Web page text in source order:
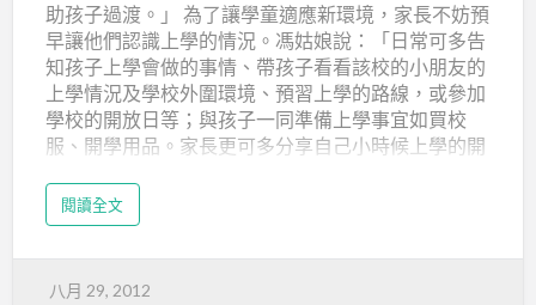
助孩子過渡。」 為了讓學童適應新環境，家長不妨預
早讓他們認識上學的情況。馮姑娘說：「日常可多告
知孩子上學會做的事情、帶孩子看看該校的小朋友的
上學情況及學校外圍環境、預習上學的路線，或參加
學校的開放日等；與孩子一同準備上學事宜如買校
服、開學用品。家長更可多分享自己小時候上學的開
不少在職人士在快將結束悠長假期前，會出現一些…
閱讀全文
八月 29, 2012